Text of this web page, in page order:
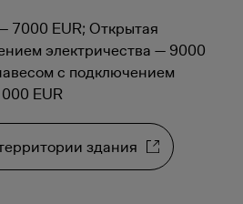
7000 EUR; Открытая
электричества — 9000
с подключением
EUR
здания